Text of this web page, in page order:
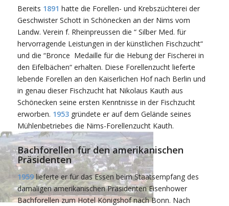
Bereits 1891 hatte die Forellen- und Krebszüchterei der
Geschwister Schott in Schönecken an der Nims vom
Landw. Verein f. Rheinpreussen die “ Silber Med. für
hervorragende Leistungen in der künstlichen Fischzucht“
und die “Bronce Medaille für die Hebung der Fischerei in
den Eifelbächen“ erhalten. Diese Forellenzucht lieferte
lebende Forellen an den Kaiserlichen Hof nach Berlin und
in genau dieser Fischzucht hat Nikolaus Kauth aus
Schönecken seine ersten Kenntnisse in der Fischzucht
erworben. 1953gründete er auf dem Gelände seines
Mühlenbetriebes die Nims-Forellenzucht Kauth.
Bachforellen für den amerikanischen
Präsidenten
1959lieferte er für das Essen beim Staatsempfang des
damaligen amerikanischen Präsidenten Eisenhower
Bachforellen zum Hotel Königshof nach Bonn. Nach